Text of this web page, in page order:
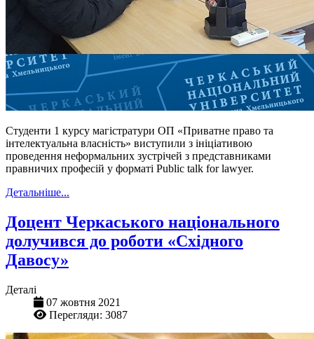
Студенти 1 курсу магістратури ОП «Приватне право та
інтелектуальна власність» виступили з ініціативою
проведення неформальних зустрічей з представниками
правничих професій у форматі Public talk for lawyer.
Детальніше...
Доцент Черкаського національного
долучився до роботи «Східного
Давосу»
Деталі
07 жовтня 2021
Перегляди: 3087